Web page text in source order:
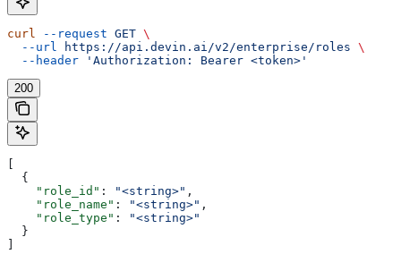
curl --request GET \
  --url
https://api.devin.ai/v2/enterprise/roles \
  --header
'Authorization: Bearer <token>'
200
[
  {
    "role_id"
: "<string>" ,
    "role_name"
: "<string>" ,
    "role_type"
:
"<string>"
  }
]